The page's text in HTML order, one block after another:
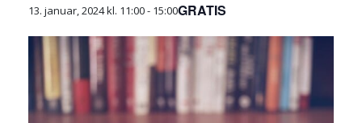
13. januar, 2024 kl. 11:00- 15:00GRATIS